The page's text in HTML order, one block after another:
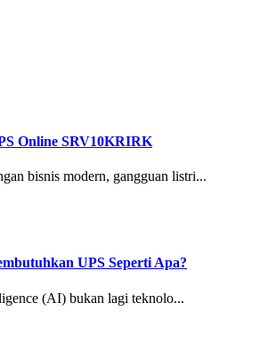
Online SRV10KRIRK
bisnis modern, gangguan listri...
UPS Seperti Apa?
(AI) bukan lagi teknolo...